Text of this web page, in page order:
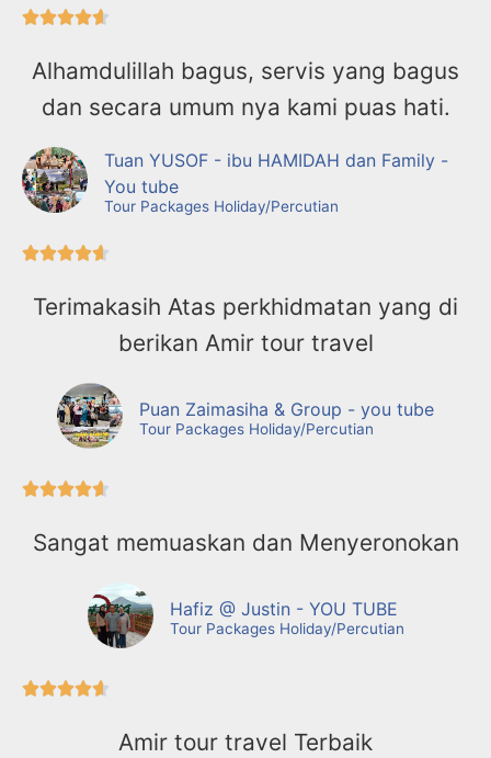

Alhamdulillah bagus, servis yang bagus
dan secara umum nya kami puas hati.
Tuan YUSOF - ibu HAMIDAH dan Family -
You tube
Tour Packages Holiday/Percutian

Terimakasih Atas perkhidmatan yang di
berikan Amir tour travel
Puan Zaimasiha & Group - you tube
Tour Packages Holiday/Percutian

Sangat memuaskan dan Menyeronokan
Hafiz @ Justin - YOU TUBE
Tour Packages Holiday/Percutian

Amir tour travel Terbaik